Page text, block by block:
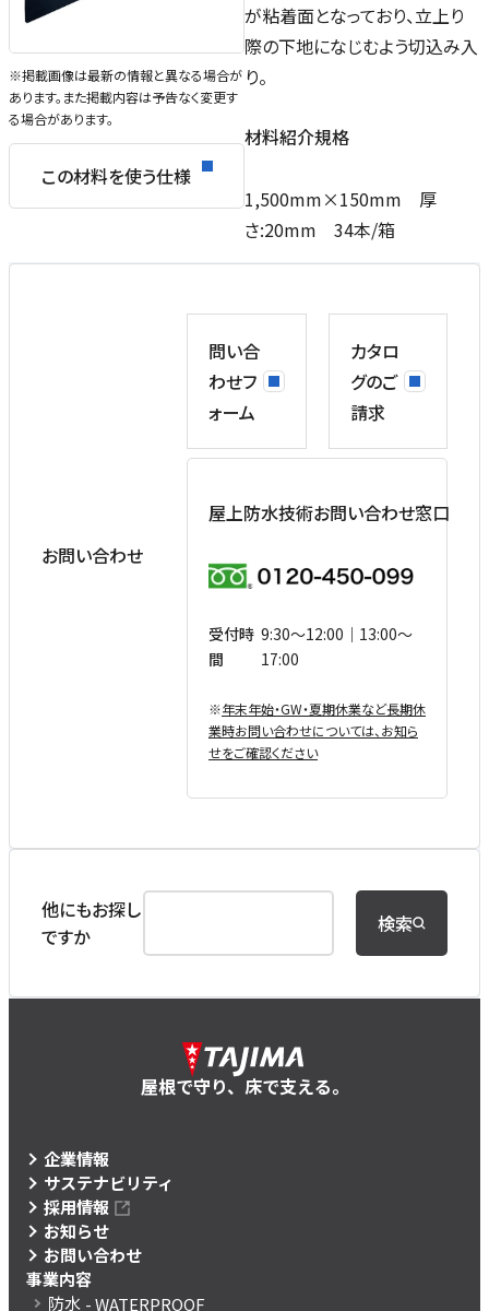
※掲載画像は最新の情報と異なる場合が
あります。また掲載内容は予告なく変更す
る場合があります。
この材料を使う仕様
が粘着面となっており、立上り
際の下地になじむよう切込み入
り。
材料紹介規格
1,500mm×150mm 厚
さ:20mm 34本/箱
お問い合わせ
問い合
わせフ
ォーム
カタロ
グのご
請求
屋上防水技術お問い合わせ窓口
受付時
間
9:30〜12:00｜13:00〜
17:00
※年末年始・GW・夏期休業など⻑期休
業時お問い合わせについては、お知ら
せをご確認ください
他にもお探し
ですか
検索
屋根で守り、床で支える。
企業情報
サステナビリティ
採用情報
お知らせ
お問い合わせ
事業内容
防水 - WATERPROOF